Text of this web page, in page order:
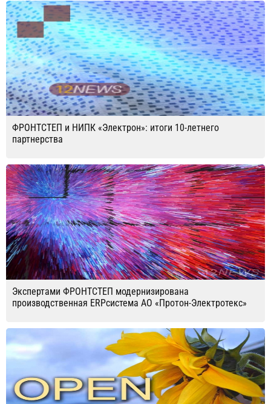
ФРОНТСТЕП и НИПК «Электрон»: итоги 10-летнего
партнерства
Экспертами ФРОНТСТЕП модернизирована
производственная ERPсистема АО «Протон-Электротекс»